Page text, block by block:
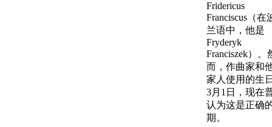
Fridericus
Franciscus（在
兰语中，他是
Fryderyk
Franciszek）。
而，作曲家和
家人使用的生
3月1日，现在
认为这是正确
期。